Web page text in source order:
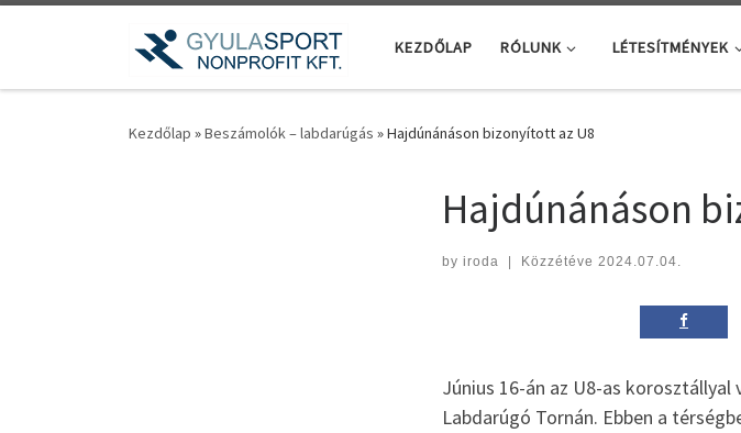
Teljes tartalom megjelenítése
KEZDŐLAP RÓLUNK LÉTESÍTMÉNYEK
Kezdőlap »Beszámolók – labdarúgás »Hajdúnánáson bizonyított az U8
Hajdúnánáson
by iroda | Közzétéve 2024.07.04.
Június 16-án az U8-as korosztállyal
Labdarúgó Tornán. Ebben a